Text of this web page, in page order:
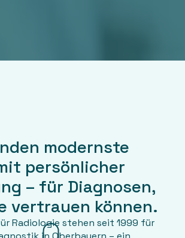
modernste
persönlicher
– für Diagnosen,
vertrauen können.
Radiologie stehen seit 1999 für